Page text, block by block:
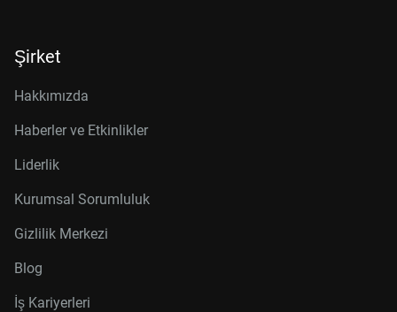
Şirket
Hakkımızda
Haberler ve Etkinlikler
Liderlik
Kurumsal Sorumluluk
Gizlilik Merkezi
Blog
İş Kariyerleri